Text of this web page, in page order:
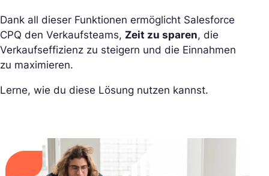
Dank all dieser Funktionen ermöglicht Salesforce
CPQ den Verkaufsteams, Zeit zu sparen, die
Verkaufseffizienz zu steigern und die Einnahmen
zu maximieren.
Lerne, wie du diese Lösung nutzen kannst.